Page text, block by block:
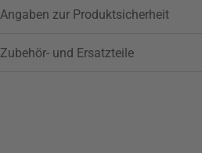
Angaben zur Produktsicherheit
Zubehör- und Ersatzteile